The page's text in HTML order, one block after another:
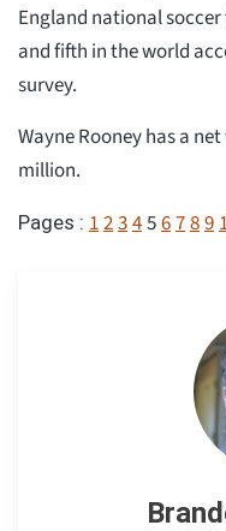
England national soccer
and fifth in the world
survey.
Wayne Rooney has a
million.
Pages : 123456789